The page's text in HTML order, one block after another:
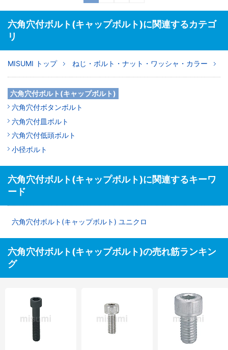
六角穴付ボルト(キャップボルト)に関連するカテゴ
リ
MISUMI トップ ねじ・ボルト・ナット・ワッシャ・カラー
六角穴付ボルト(キャップボルト)
六角穴付ボタンボルト
六角穴付皿ボルト
六角穴付低頭ボルト
小径ボルト
六角穴付ボルト(キャップボルト)に関連するキーワ
ード
六角穴付ボルト(キャップボルト) ユニクロ
六角穴付ボルト(キャップボルト)の売れ筋ランキン
グ